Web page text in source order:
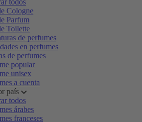
todos
Cologne
Parfum
Toilette
de perfumes
en perfumes
de perfumes
popular
unisex
a cuenta
país
todos
árabes
franceses